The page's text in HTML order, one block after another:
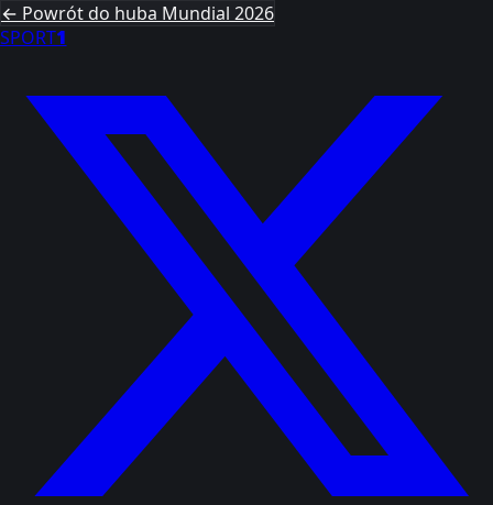
← Powrót do huba Mundial 2026
SPORT1